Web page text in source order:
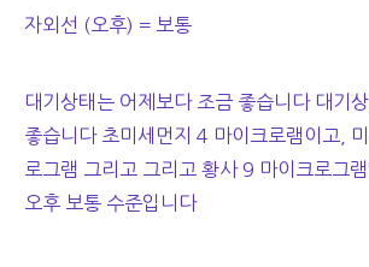
자외선 (오후) = 보통
대기상태는 어제보다 조금 좋습니다 대기
좋습니다 초미세먼지 4 마이크로램이고,
로그램 그리고 그리고 황사 9 마이크로그
오후 보통 수준입니다